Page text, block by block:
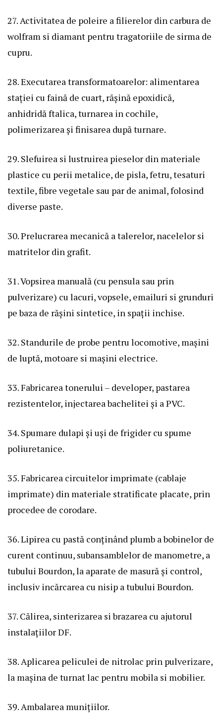
27. Activitatea de poleire a filierelor din carbura de
wolfram si diamant pentru tragatoriile de sirma de
cupru.
28. Executarea transformatoarelor: alimentarea
stației cu faină de cuart, rășină epoxidică,
anhidridă ftalica, turnarea in cochile,
polimerizarea și finisarea după turnare.
29. Slefuirea si lustruirea pieselor din materiale
plastice cu perii metalice, de pisla, fetru, tesaturi
textile, fibre vegetale sau par de animal, folosind
diverse paste.
30. Prelucrarea mecanică a talerelor, nacelelor si
matritelor din grafit.
31. Vopsirea manuală (cu pensula sau prin
pulverizare) cu lacuri, vopsele, emailuri si grunduri
pe baza de rășini sintetice, in spații inchise.
32. Standurile de probe pentru locomotive, mașini
de luptă, motoare si mașini electrice.
33. Fabricarea tonerului – developer, pastarea
rezistentelor, injectarea bachelitei și a PVC.
34. Spumare dulapi și uși de frigider cu spume
poliuretanice.
35. Fabricarea circuitelor imprimate (cablaje
imprimate) din materiale stratificate placate, prin
procedee de corodare.
36. Lipirea cu pastă conținând plumb a bobinelor de
curent continuu, subansamblelor de manometre, a
tubului Bourdon, la aparate de masură și control,
inclusiv incărcarea cu nisip a tubului Bourdon.
37. Călirea, sinterizarea si brazarea cu ajutorul
instalațiilor DF.
38. Aplicarea peliculei de nitrolac prin pulverizare,
la mașina de turnat lac pentru mobila si mobilier.
39. Ambalarea munițiilor.